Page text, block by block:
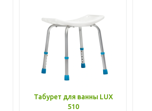
Табурет для ванны LUX
510